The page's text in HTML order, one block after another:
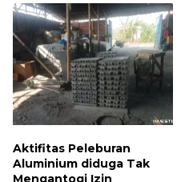
Aktifitas Peleburan
Aluminium diduga Tak
Mengantogi Izin